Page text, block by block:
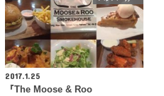
2017.1.25
『The Moose & Roo